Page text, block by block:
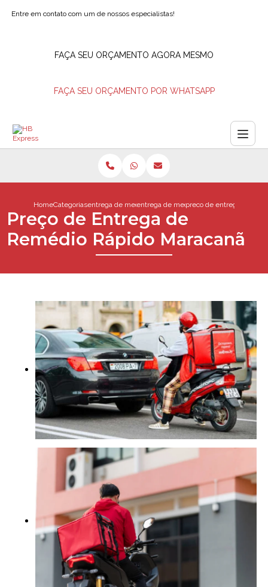
Entre em contato com um de nossos especialistas!
FAÇA SEU ORÇAMENTO AGORA MESMO
FAÇA SEU ORÇAMENTO POR WHATSAPP
HomeCategoriasentrega de medicamentosentrega de medicamentopreco de entrega de
Preço de Entrega de
Remédio Rápido Maracanã